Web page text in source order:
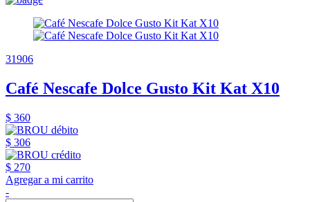
31906
Café Nescafe Dolce Gusto Kit Kat X10
$ 360
$ 306
$ 270
Agregar a mi carrito
-